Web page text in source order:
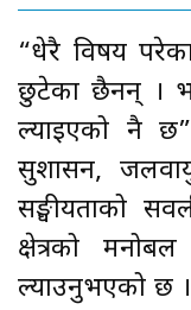
“धेरै विषय
छुटेका छैनन् ।
ल्याइएको नै
सुशासन,
सङ्घीयताको
क्षेत्रको
ल्याउनुभएको छ